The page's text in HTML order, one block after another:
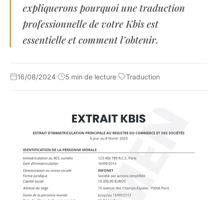
expliquerons pourquoi une traduction
professionnelle de votre Kbis est
essentielle et comment l’obtenir.
16/08/2024 5 min de lecture Traduction